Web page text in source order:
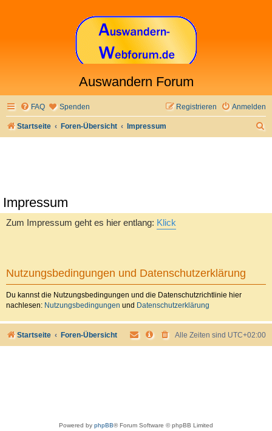
Auswandern Forum
FAQ Spenden Anmelden
Registrieren
Startseite Foren-Übersicht Impressum
Impressum
Zum Impressum geht es hier entlang: Klick
Nutzungsbedingungen und Datenschutzerklärung
Du kannst die Nutzungsbedingungen und die Datenschutzrichtlinie hier
nachlesen: Nutzungsbedingungen und Datenschutzerklärung
Startseite Foren-Übersicht Alle Zeiten sind UTC+02:00
Powered by phpBB® Forum Software © phpBB Limited